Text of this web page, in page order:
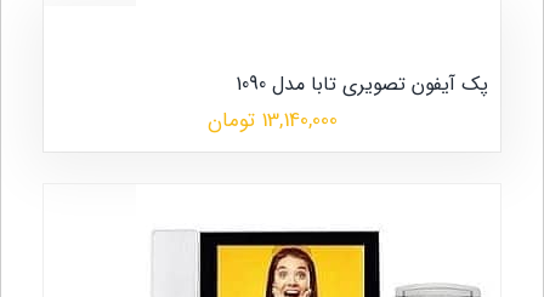
پک آیفون تصویری تابا مدل 1090
13,140,000 تومان